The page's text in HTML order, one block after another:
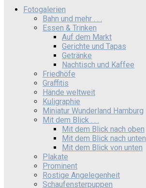
Fotogalerien
Bahn und mehr . . .
Essen & Trinken
Auf dem Markt
Gerichte und Tapas
Getränke
Nachtisch und Kaffee
Friedhöfe
Graffitis
Hände weltweit
Kuligraphie
Miniatur Wunderland Hamburg
Mit dem Blick . . .
Mit dem Blick nach oben
Mit dem Blick nach unten
Mit dem Blick von unten
Plakate
Prominent
Rostige Angelegenheit
Schaufensterpuppen